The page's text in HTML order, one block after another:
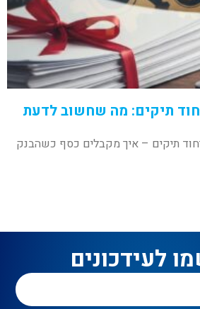
תיקים: מה שחשוב לדעת
לעידכונים